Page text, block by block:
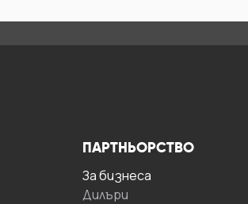
ПАРТНЬОРСТВО
За бизнесa
Дилъри